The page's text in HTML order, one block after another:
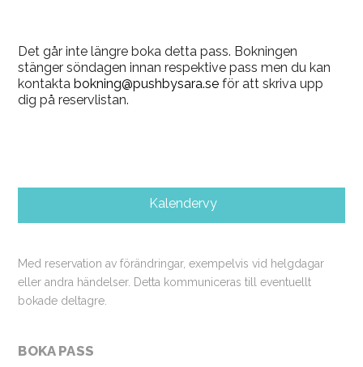
Det går inte längre boka detta pass. Bokningen
stänger söndagen innan respektive pass men du kan
kontaktabokning@pushbysara.se för att skriva upp
dig på reservlistan.
Kalendervy
Med reservation av förändringar, exempelvis vid helgdagar
eller andra händelser. Detta kommuniceras till eventuellt
bokade deltagre.
BOKA PASS